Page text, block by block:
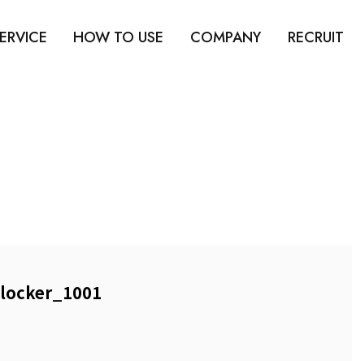
HOW TO USE COMPANY RECRUIT